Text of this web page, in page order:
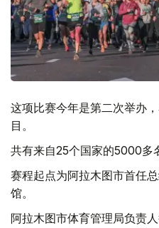
这项比赛今年是第二次举办
目。
共有来自25个国家的5000多
赛程起点为阿拉木图市首任
馆。
阿拉木图市体育管理局负责